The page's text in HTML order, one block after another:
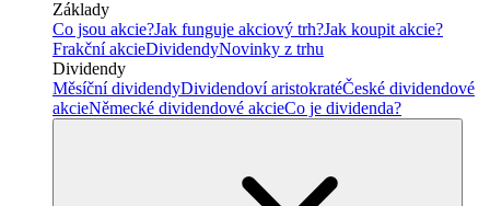
Základy
Co jsou akcie?Jak funguje akciový trh?Jak koupit akcie?
Frakční akcieDividendyNovinky z trhu
Dividendy
Měsíční dividendyDividendoví aristokratéČeské dividendové
akcieNěmecké dividendové akcieCo je dividenda?